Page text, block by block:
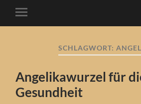
Mobile-
Menü
SCHLAGWORT:
Angelikawurzel für
Gesundheit